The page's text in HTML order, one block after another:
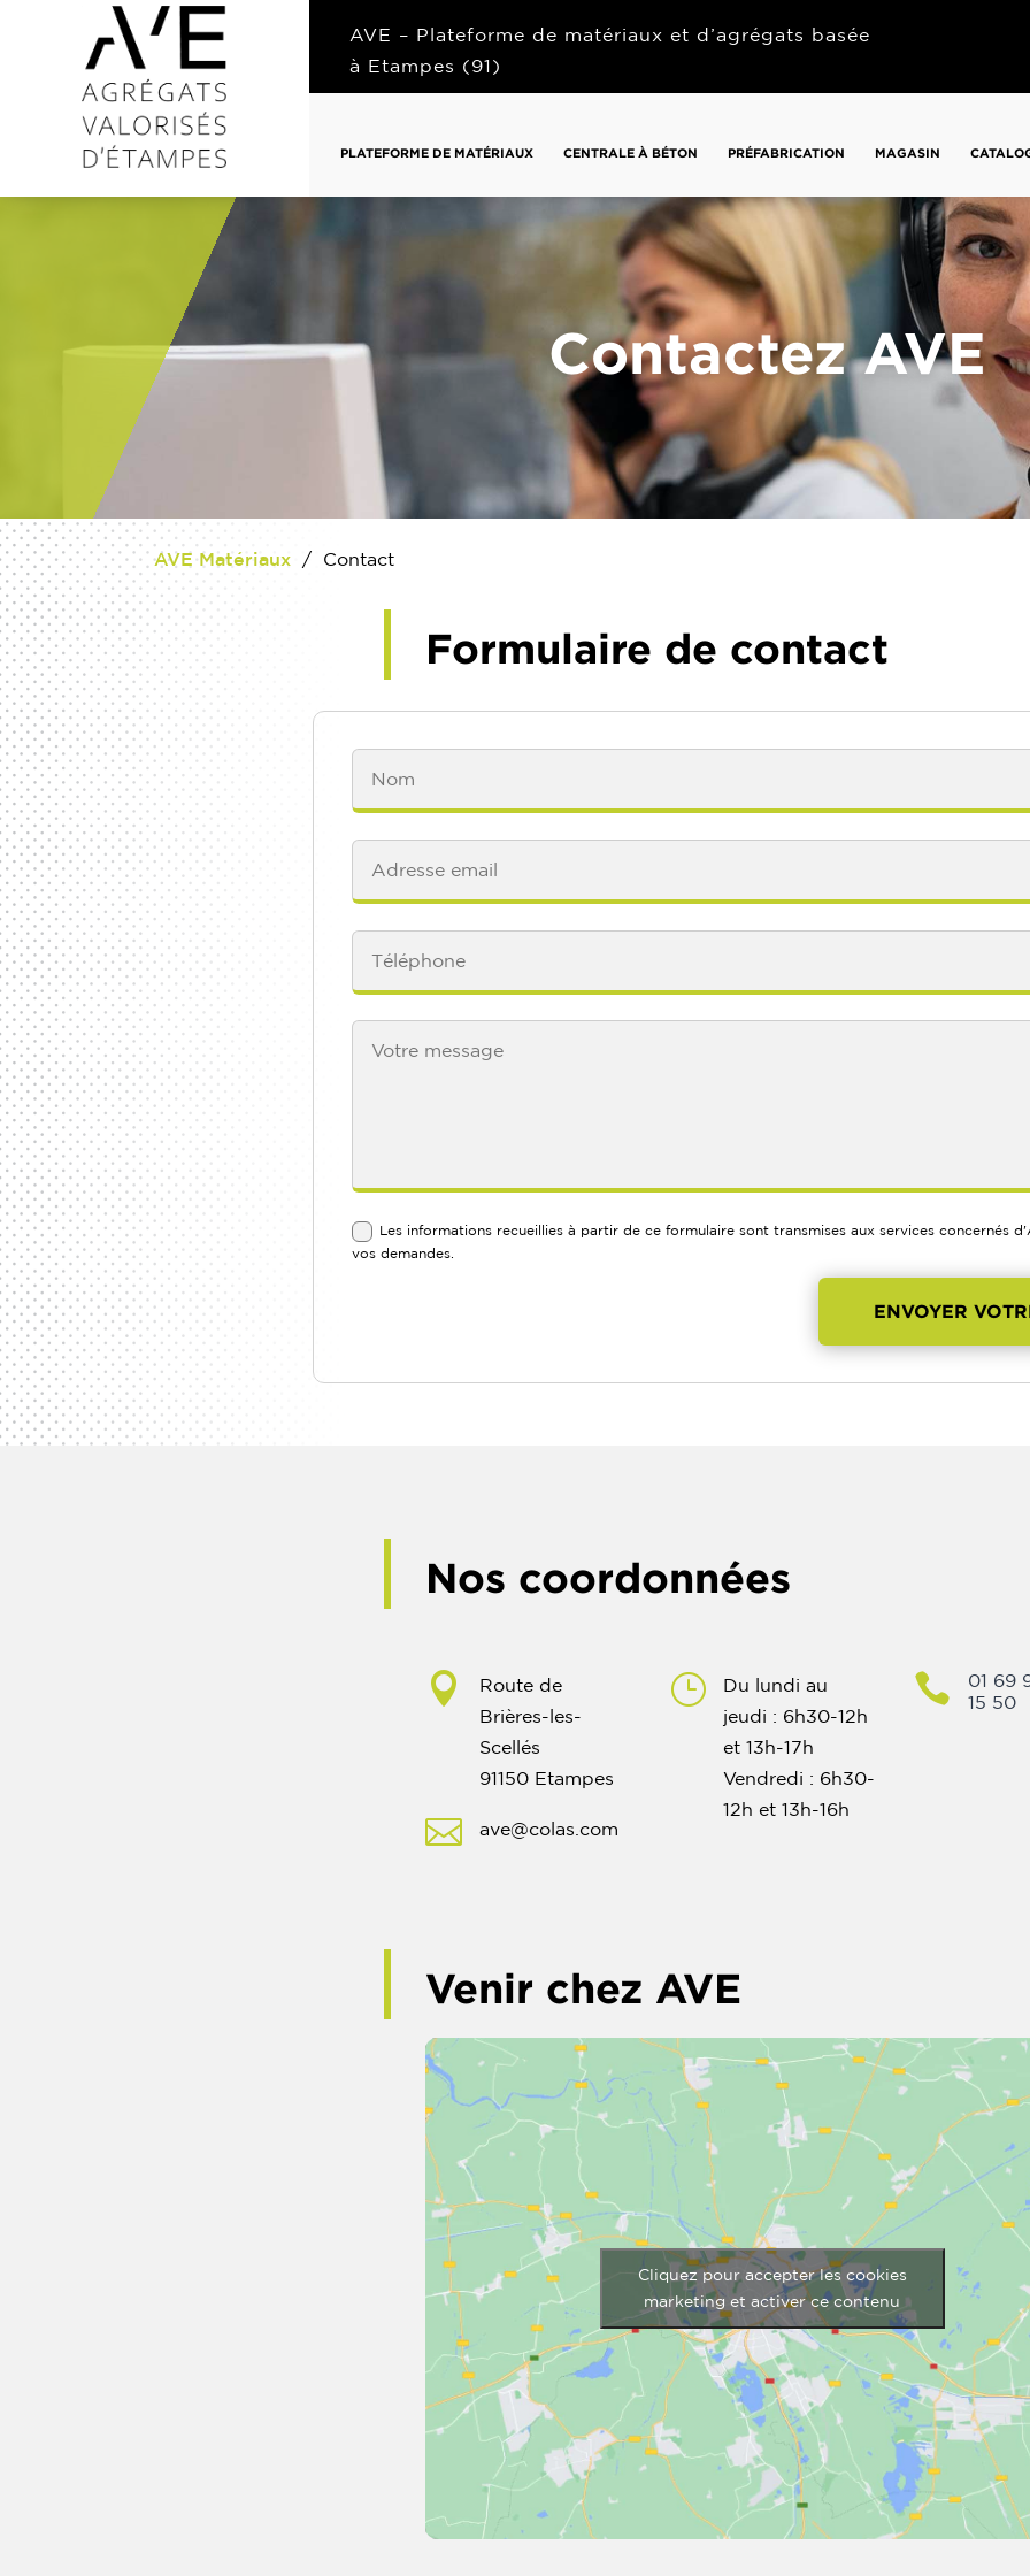
AVE – Plateforme de matériaux et d’agrégats basée
à Etampes (91)
PLATEFORME DE MATÉRIAUX CENTRALE À BÉTON PRÉFABRICATION MAGASIN
Contactez AVE
AVE Matériaux / Contact
Formulaire de contact
Les informations recueillies à partir de ce formulaire sont transmises aux services concernés
vos demandes.
ENVOYER
Nos coordonnées

Route de
Brières-les-
Scellés
91150 Etampes
 ave@colas.com
}
Du lundi au
jeudi : 6h30-12h
et 13h-17h
Vendredi : 6h30-
12h et 13h-16h

01 69
15 50
Venir chez AVE
Cliquez pour accepter les cookies
marketing et activer ce contenu